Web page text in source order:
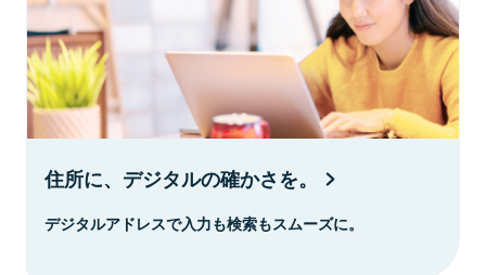
住所に、デジタルの確かさを。
デジタルアドレスで入力も検索もスムーズに。